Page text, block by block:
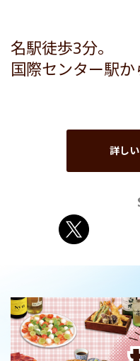
名駅徒歩3分。
国際センター駅
詳し